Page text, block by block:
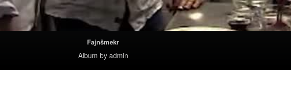
Fajnšmekr
Album by admin